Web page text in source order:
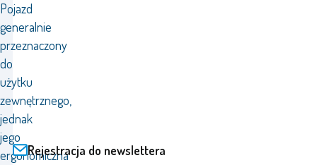
Pojazd
generalnie
przeznaczony
do
użytku
zewnętrznego,
jednak
jego
ergonomiczna
Rejestracja do newslettera